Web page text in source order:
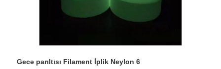
Gecə parıltısı Filament İplik Neylon 6